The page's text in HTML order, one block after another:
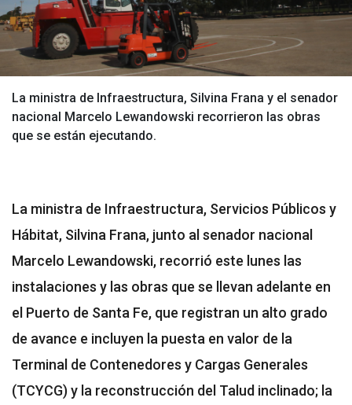
La ministra de Infraestructura, Silvina Frana y el senador
nacional Marcelo Lewandowski recorrieron las obras
que se están ejecutando.
La ministra de Infraestructura, Servicios Públicos y
Hábitat, Silvina Frana, junto al senador nacional
Marcelo Lewandowski, recorrió este lunes las
instalaciones y las obras que se llevan adelante en
el Puerto de Santa Fe, que registran un alto grado
de avance e incluyen la puesta en valor de la
Terminal de Contenedores y Cargas Generales
(TCYCG) y la reconstrucción del Talud inclinado; la